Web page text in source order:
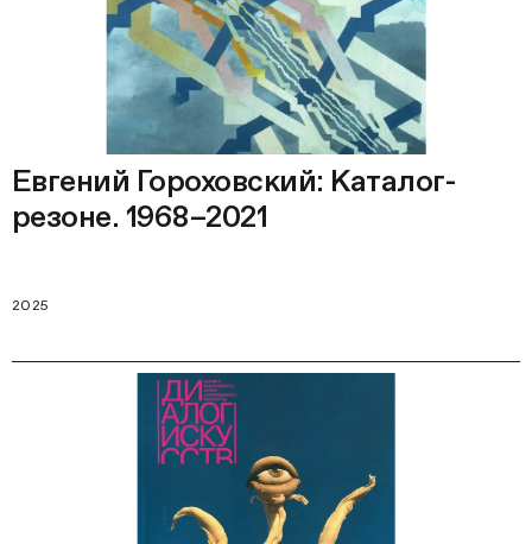
Евгений Гороховский: Каталог-
резоне. 1968–2021
2025